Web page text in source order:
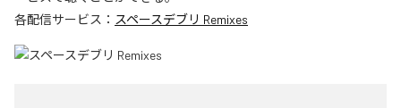
各配信サービス： スペースデブリ Remixes